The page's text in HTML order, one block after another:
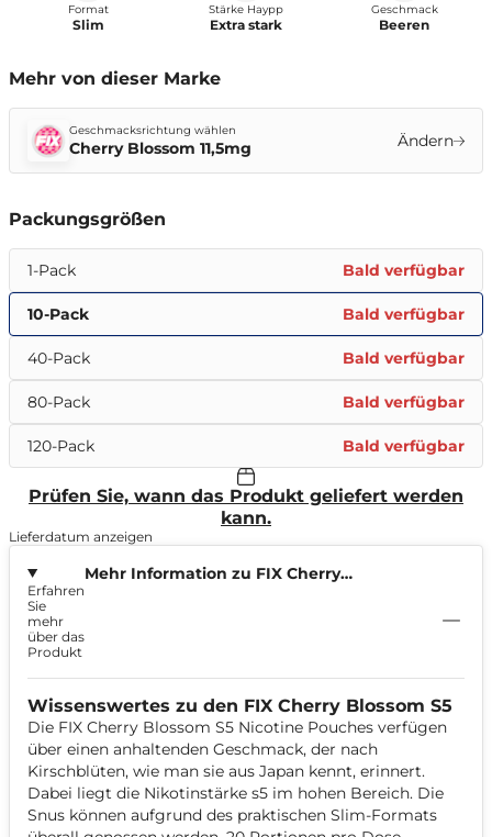
Format
Slim
Stärke Haypp
Extra stark
Geschmack
Beeren
Mehr von dieser Marke
Geschmacksrichtung wählen
Cherry Blossom 11,5mg Ändern
Packungsgrößen
1-Pack Bald verfügbar
10-Pack Bald verfügbar
40-Pack Bald verfügbar
80-Pack Bald verfügbar
120-Pack Bald verfügbar
Prüfen Sie, wann das Produkt geliefert werden
kann.
Lieferdatum anzeigen
Mehr Information zu FIX Cherry
Erfahren
Sie
mehr
über das
Produkt
Wissenswertes zu den FIX Cherry Blossom S5
Die FIX Cherry Blossom S5 Nicotine Pouches verfügen
über einen anhaltenden Geschmack, der nach
Kirschblüten, wie man sie aus Japan kennt, erinnert.
Dabei liegt die Nikotinstärke s5 im hohen Bereich. Die
Snus können aufgrund des praktischen Slim-Formats